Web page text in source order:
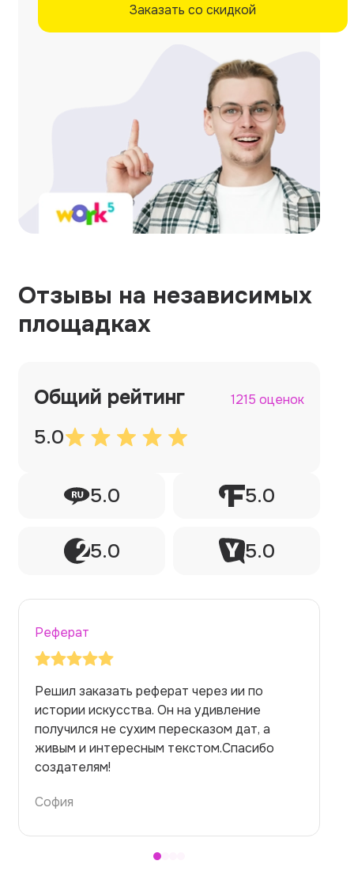
Заказать со скидкой
Отзывы на независимых
площадках
Общий рейтинг 1215 оценок
5.0
5.0 5.0
5.0 5.0
Реферат
Заказывала реферат с помощью нейросети
на медицинскую тему. Ожидала худшего,
но справилась. Термины использовала
правильно. Для быстрого ознакомления с
темой — идеально.
Алина